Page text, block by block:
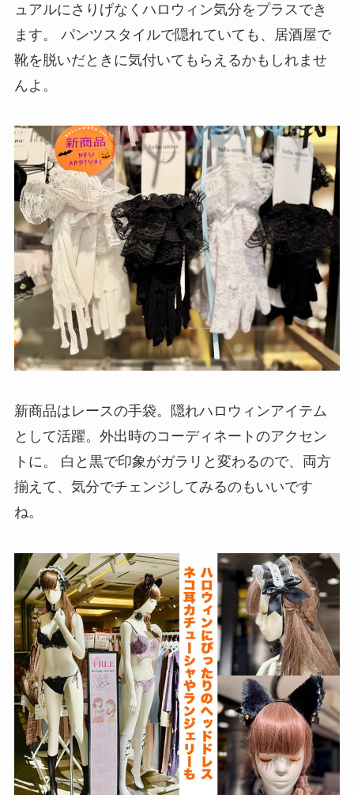
ュアルにさりげなくハロウィン気分をプラスでき
ます。 パンツスタイルで隠れていても、居酒屋で
靴を脱いだときに気付いてもらえるかもしれませ
んよ。
新商品はレースの手袋。隠れハロウィンアイテム
として活躍。外出時のコーディネートのアクセン
トに。 白と黒で印象がガラリと変わるので、両方
揃えて、気分でチェンジしてみるのもいいです
ね。